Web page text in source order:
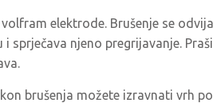
elektrode. Brušenje se
sprječava njeno pregrijavanje.
brušenja možete izravnati vrh